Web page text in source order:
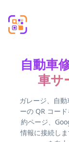
自動車
車サ
ガレージ、自
ーの QR コー
約ページ、
情報に接続し